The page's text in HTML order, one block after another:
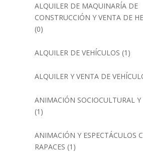
ALQUILER DE MAQUINARÍA DE
CONSTRUCCIÓN Y VENTA DE
(0)
ALQUILER DE VEHÍCULOS (1)
ALQUILER Y VENTA DE
ANIMACIÓN SOCIOCULTURAL Y
(1)
ANIMACIÓN Y ESPECTÁCULOS
RAPACES (1)